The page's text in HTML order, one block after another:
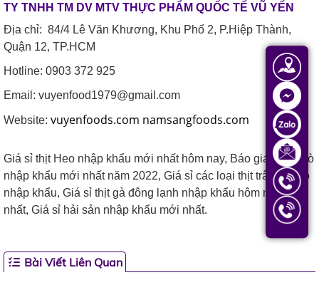
TY TNHH TM DV MTV THỰC PHẨM QUỐC TẾ VŨ YẾN
Địa chỉ: 84/4 Lê Văn Khương, Khu Phố 2, P.Hiệp Thành,
Quận 12, TP.HCM
Hotline: 0903 372 925
Email: vuyenfood1979@gmail.com
Website: vuyenfoods.com namsangfoods.com
Giá sỉ thịt Heo nhập khẩu mới nhất hôm nay, Báo giá sỉ thịt bò
nhập khẩu mới nhất năm 2022, Giá sỉ các loại thịt trâu Ấn Độ
nhập khẩu, Giá sỉ thịt gà đông lạnh nhập khẩu hôm nay mới
nhất, Giá sỉ hải sản nhập khẩu mới nhất.
Bài Viết Liên Quan